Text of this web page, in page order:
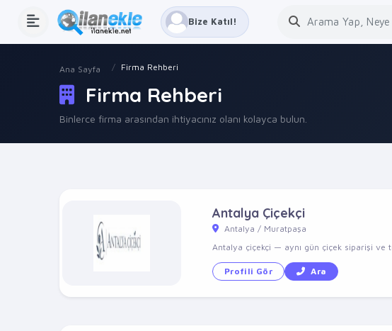
Bize Katıl!
Ana Sayfa Firma Rehberi
Firma Rehberi
Binlerce firma arasından ihtiyacınız olanı kolayca bulun.
Antalya Çiçekçi
Antalya / Muratpaşa
Antalya çiçekçi — aynı gün çiçek siparişi ve
Profili Gör Ara